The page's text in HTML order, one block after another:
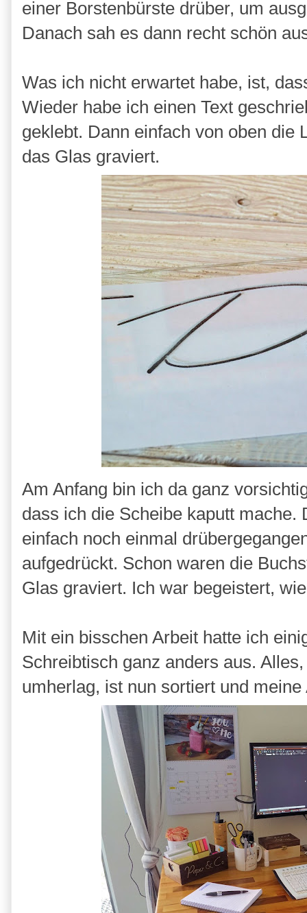
einer Borstenbürste drüber, um
Danach sah es dann recht schön
Was ich nicht erwartet habe, ist,
Wieder habe ich einen Text
geklebt. Dann einfach von oben die
das Glas graviert.
Am Anfang bin ich da ganz
dass ich die Scheibe kaputt mache.
einfach noch einmal
aufgedrückt. Schon waren die
Glas graviert. Ich war begeistert,
Mit ein bisschen Arbeit hatte ich
Schreibtisch ganz anders aus.
umherlag, ist nun sortiert und